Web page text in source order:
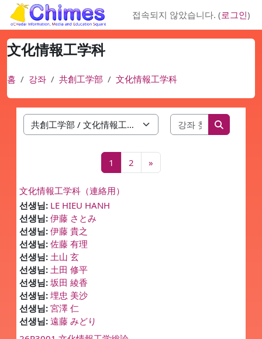
메인 콘텐츠로 건너뛰기
접속되지 않았습니다. (로그인)
文化情報工学科
홈 강좌 共創工学部 文化情報工学科
강좌 범주
강좌 찾기
강좌 찾기
1 페이지 1
2 페이지 2
»
文化情報工学科（連絡用）
선생님: LE HIEU HANH
선생님: 伊藤 さとみ
선생님: 伊藤 貴之
선생님: 佐藤 有理
선생님: 土山 玄
선생님: 土田 修平
선생님: 坂田 綾香
선생님: 埋忠 美沙
선생님: 宮澤 仁
선생님: 遠藤 みどり